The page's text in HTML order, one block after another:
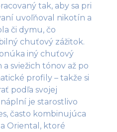
tak, aby sa pri
uvoľňoval nikotín a
či dymu, čo
chuťový zážitok.
iný chuťový
sviežich tónov až po
profily – takže si
podľa svojej
je starostlivo
často kombinujúca
Oriental, ktoré